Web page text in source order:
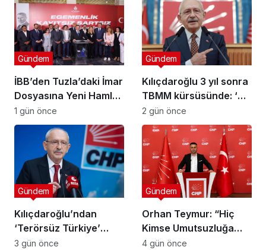
İBB’den Tuzla’daki İmar
Dosyasına Yeni Hamle:
“Mesele Siyaset Değil,
Kamu Yararı”
Gündem
1 gün önce
Kılıçdaroğlu 3 yıl sonra
TBMM kürsüsünde: ‘Biz
çalıp çırpmayı bilmeyiz’
Gündem
2 gün önce
Kılıçdaroğlu’ndan
‘Terörsüz Türkiye’
mesajı: ‘Terörün
Gündem
3 gün önce
Orhan Teymur: “Hiç
Kimse Umutsuzluğa
Kapılmasın”
Gündem
4 gün önce